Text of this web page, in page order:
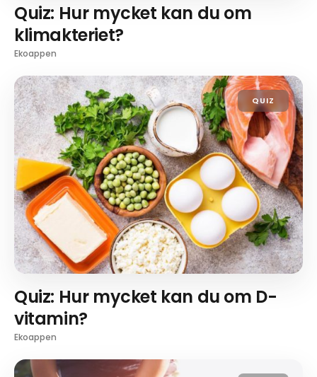
Quiz: Hur mycket kan du om
klimakteriet?
Ekoappen
QUIZ
Quiz: Hur mycket kan du om D-
vitamin?
Ekoappen